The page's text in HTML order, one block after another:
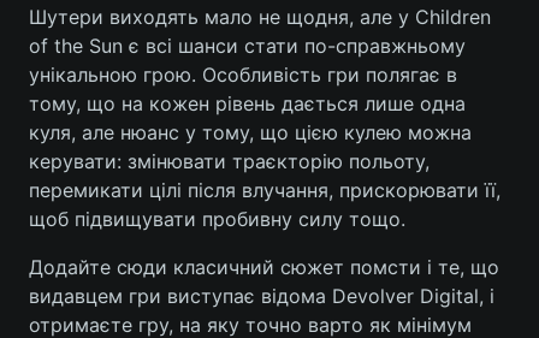
Цікавинки Погода
Екологія Регіони
Лонгріди
Відео з Youtube Статті
Інтерв'ю
Архів Вакансії
Шутери виходять мало не щодня, але у Children
of the Sun є всі шанси стати по-справжньому
унікальною грою. Особливість гри полягає в
тому, що на кожен рівень дається лише одна
куля, але нюанс у тому, що цією кулею можна
керувати: змінювати траєкторію польоту,
перемикати цілі після влучання, прискорювати її,
щоб підвищувати пробивну силу тощо.
Додайте сюди класичний сюжет помсти і те, що
видавцем гри виступає відома Devolver Digital, і
отримаєте гру, на яку точно варто як мінімум